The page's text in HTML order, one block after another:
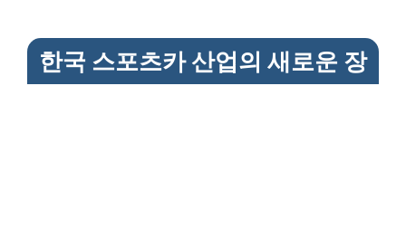
한국 스포츠카 산업의 새로운 장